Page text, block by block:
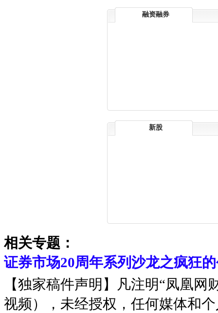
融资融券
新股
相关专题：
证券市场20周年系列沙龙之疯狂
【独家稿件声明】凡注明“凤凰
视频），未经授权，任何媒体和